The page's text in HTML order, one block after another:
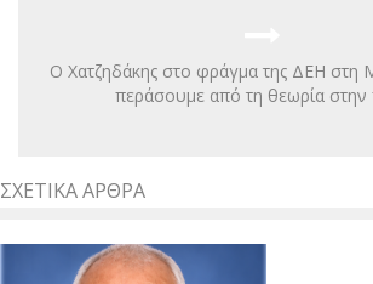
Ο Χατζηδάκης στο φράγμα της ΔΕΗ
περάσουμε από τη θεωρία στην
ΣΧΕΤΙΚΆ ΆΡΘΡΑ